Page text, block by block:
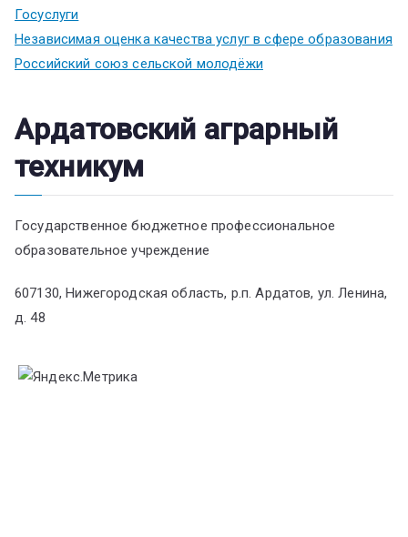
Госуслуги
Независимая оценка качества услуг в сфере образования
Российский союз сельской молодёжи
Ардатовский аграрный
техникум
Государственное бюджетное профессиональное
образовательное учреждение
607130, Нижегородская область, р.п. Ардатов, ул. Ленина,
д. 48